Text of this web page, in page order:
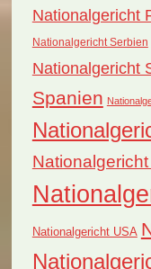
Nationalgericht
Nationalgericht Serbien
Nationalgericht
Spanien
Nationalgericht USA